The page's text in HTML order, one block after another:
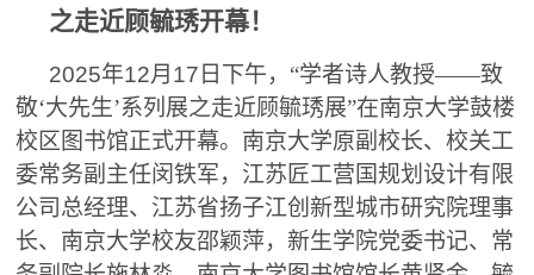
之走近顾毓琇开幕！
2025年12月 17 日下午，“学者诗人教授——致
敬‘大先生’系列展之走近顾毓琇展”在南京大学鼓楼
校区图书馆正式开幕。南京大学原副校长、校关工
委常务副主任闵铁军，江苏匠工营国规划设计有限
公司总经理、江苏省扬子江创新型城市研究院理事
长、南京大学校友邵颖萍，新生学院党委书记、常